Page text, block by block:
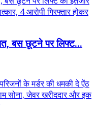
बस छूटने पर लिफ्ट...